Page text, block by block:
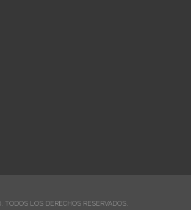
TODOS LOS DERECHOS RESERVADOS.